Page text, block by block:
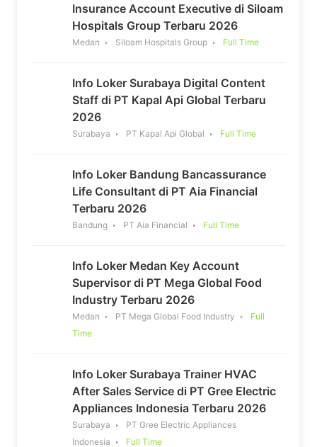
Insurance Account Executive di Siloam
Hospitals Group Terbaru 2026
Medan Siloam Hospitals Group Full Time
Info Loker Surabaya Digital Content
Staff di PT Kapal Api Global Terbaru
2026
Surabaya PT Kapal Api Global Full Time
Info Loker Bandung Bancassurance
Life Consultant di PT Aia Financial
Terbaru 2026
Bandung PT Aia Financial Full Time
Info Loker Medan Key Account
Supervisor di PT Mega Global Food
Industry Terbaru 2026
Medan PT Mega Global Food Industry
Full
Time
Info Loker Surabaya Trainer HVAC
After Sales Service di PT Gree Electric
Appliances Indonesia Terbaru 2026
Surabaya
PT Gree Electric Appliances
Indonesia
Full Time